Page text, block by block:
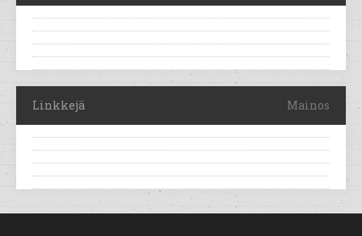
Linkkejä Mainos